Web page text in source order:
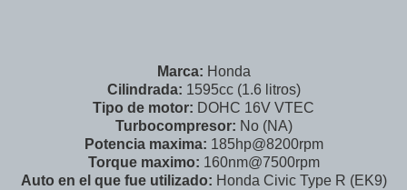
Marca: Honda
Cilindrada: 1595cc (1.6 litros)
Tipo de motor: DOHC 16V VTEC
Turbocompresor: No (NA)
Potencia maxima: 185hp@8200rpm
Torque maximo: 160nm@7500rpm
Auto en el que fue utilizado: Honda Civic Type R (EK9)